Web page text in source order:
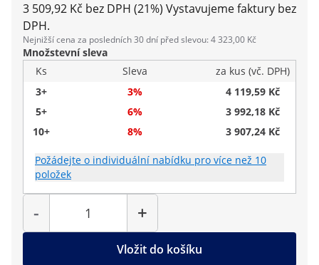
3 509,92 Kč bez DPH (21%) Vystavujeme faktury bez
DPH.
Nejnižší cena za posledních 30 dní před slevou: 4 323,00 Kč
Množstevní sleva
Ks
Sleva
za kus (vč. DPH)
3+
3%
4 119,59 Kč
5+
6%
3 992,18 Kč
10+
8% 3 907,24 Kč
Požádejte o individuální nabídku pro více než 10
položek
-
Počet
+
Vložit do košíku